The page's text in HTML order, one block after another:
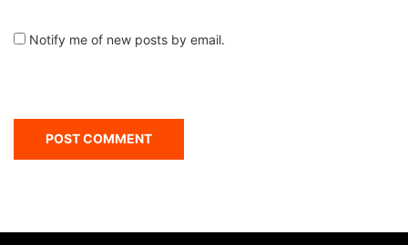
Notify me of new posts by email.